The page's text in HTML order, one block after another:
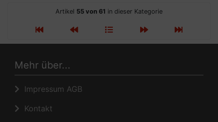
Artikel 55 von 61 in dieser Kategorie
Mehr über...
Impressum AGB
Kontakt